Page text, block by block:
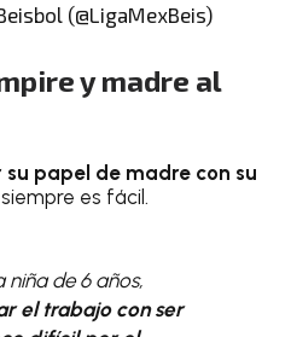
(@LigaMexBeis)
y madre al
papel de madre con su
es fácil.
niña de 6 años,
el trabajo con ser